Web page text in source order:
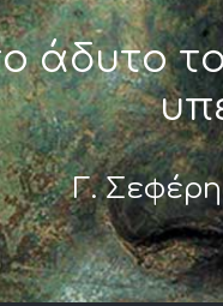
άδυτο
Γ.